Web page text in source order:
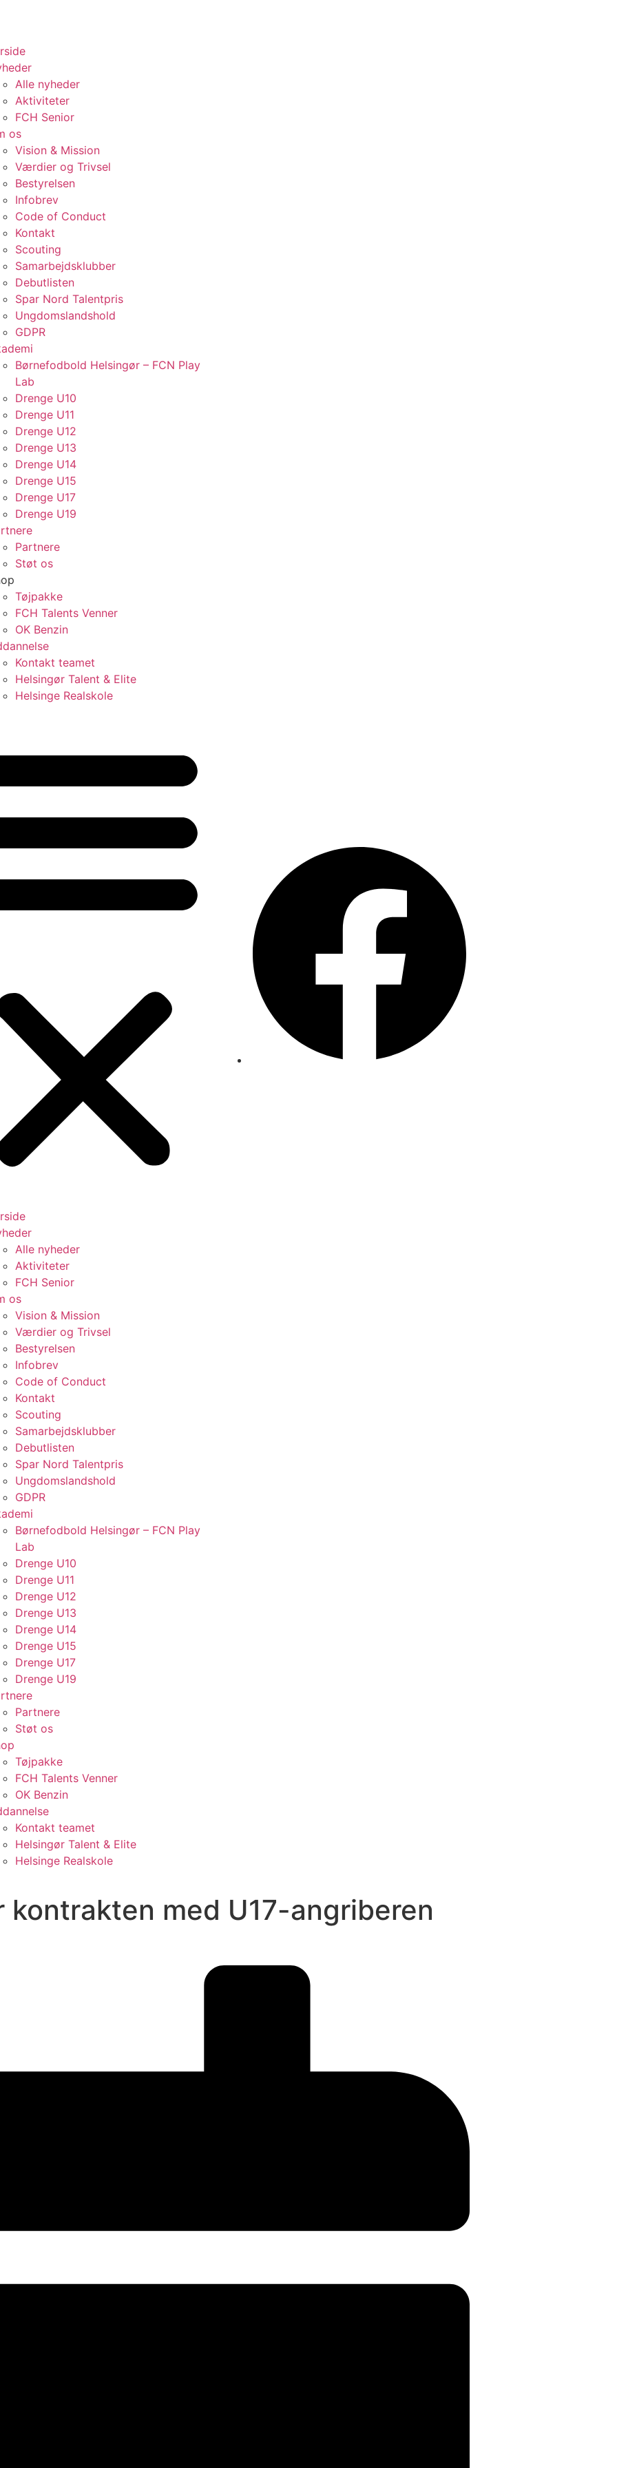
Alle nyheder
Aktiviteter
FCH Senior
os
Vision & Mission
Værdier og Trivsel
Bestyrelsen
Infobrev
Code of Conduct
Kontakt
Scouting
Samarbejdsklubber
Debutlisten
Spar Nord Talentpris
Ungdomslandshold
GDPR
Børnefodbold Helsingør – FCN Play
Lab
Drenge U10
Drenge U11
Drenge U12
Drenge U13
Drenge U14
Drenge U15
Drenge U17
Drenge U19
Partnere
Støt os
Tøjpakke
FCH Talents Venner
OK Benzin
Kontakt teamet
Helsingør Talent & Elite
Helsinge Realskole
Alle nyheder
Aktiviteter
FCH Senior
os
Vision & Mission
Værdier og Trivsel
Bestyrelsen
Infobrev
Code of Conduct
Kontakt
Scouting
Samarbejdsklubber
Debutlisten
Spar Nord Talentpris
Ungdomslandshold
GDPR
Børnefodbold Helsingør – FCN Play
Lab
Drenge U10
Drenge U11
Drenge U12
Drenge U13
Drenge U14
Drenge U15
Drenge U17
Drenge U19
Partnere
Støt os
Tøjpakke
FCH Talents Venner
OK Benzin
Kontakt teamet
Helsingør Talent & Elite
Helsinge Realskole
med U17-angriberen